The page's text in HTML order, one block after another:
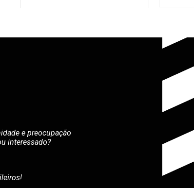
e preocupação
interessado?